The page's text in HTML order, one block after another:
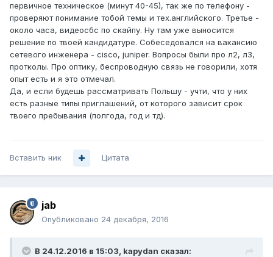
первичное техническое (минут 40-45), так же по телефону -
проверяют понимание тобой темы и тех.английского. Третье -
около часа, видеосбс по скайпу. Ну там уже выносится
решение по твоей кандидатуре. Собеседовался на вакансию
сетевого инженера - cisco, juniper. Вопросы были про л2, л3,
протколы. Про оптику, беспроводную связь не говорили, хотя
опыт есть и я это отмечал.
Да, и если будешь рассматривать Польшу - учти, что у них
есть разные типы приглашений, от которого зависит срок
твоего пребывания (полгода, год и тд).
Вставить ник Цитата
jab
Опубликовано 24 декабря, 2016
В 24.12.2016 в 15:03, kapydan сказал: